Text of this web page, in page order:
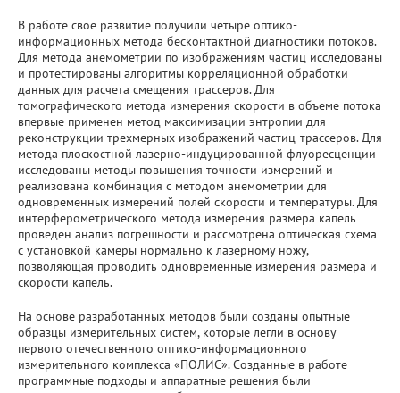
В работе свое развитие получили четыре оптико-
информационных метода бесконтактной диагностики потоков.
Для метода анемометрии по изображениям частиц исследованы
и протестированы алгоритмы корреляционной обработки
данных для расчета смещения трассеров. Для
томографического метода измерения скорости в объеме потока
впервые применен метод максимизации энтропии для
реконструкции трехмерных изображений частиц-трассеров. Для
метода плоскостной лазерно-индуцированной флуоресценции
исследованы методы повышения точности измерений и
реализована комбинация с методом анемометрии для
одновременных измерений полей скорости и температуры. Для
интерферометрического метода измерения размера капель
проведен анализ погрешности и рассмотрена оптическая схема
с установкой камеры нормально к лазерному ножу,
позволяющая проводить одновременные измерения размера и
скорости капель.
На основе разработанных методов были созданы опытные
образцы измерительных систем, которые легли в основу
первого отечественного оптико-информационного
измерительного комплекса «ПОЛИС». Созданные в работе
программные подходы и аппаратные решения были